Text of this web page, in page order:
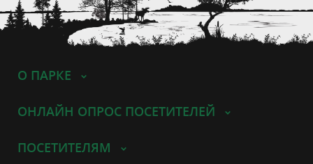
О ПАРКЕ
ОНЛАЙН ОПРОС ПОСЕТИТЕЛЕЙ
ПОСЕТИТЕЛЯМ